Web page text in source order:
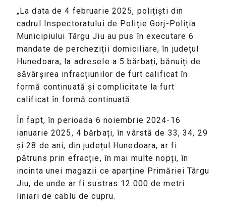
„La data de 4 februarie 2025, polițiști din
cadrul Inspectoratului de Poliție Gorj-Poliția
Municipiului Târgu Jiu au pus în executare 6
mandate de percheziții domiciliare, în județul
Hunedoara, la adresele a 5 bărbați, bănuiți de
săvârșirea infracțiunilor de furt calificat în
formă continuată și complicitate la furt
calificat în formă continuată.
În fapt, în perioada 6 noiembrie 2024-16
ianuarie 2025, 4 bărbați, în vârstă de 33, 34, 29
și 28 de ani, din județul Hunedoara, ar fi
pătruns prin efracție, în mai multe nopți, în
incinta unei magazii ce aparține Primăriei Târgu
Jiu, de unde ar fi sustras 12.000 de metri
liniari de cablu de cupru.